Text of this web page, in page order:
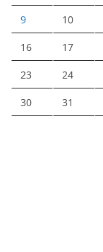
9 10
16 17
23 24
30 31